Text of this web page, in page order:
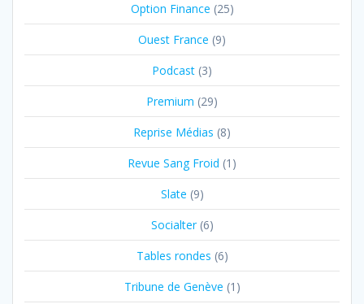
Option Finance (25)
Ouest France (9)
Podcast (3)
Premium (29)
Reprise Médias (8)
Revue Sang Froid (1)
Slate (9)
Socialter(6)
Tables rondes (6)
Tribune de Genève (1)